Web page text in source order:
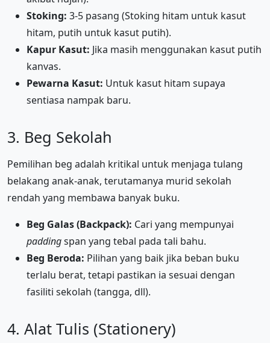
Stoking: 3-5 pasang (Stoking hitam untuk kasut
hitam, putih untuk kasut putih).
Kapur Kasut: Jika masih menggunakan kasut putih
kanvas.
Pewarna Kasut: Untuk kasut hitam supaya
sentiasa nampak baru.
3. Beg Sekolah
Pemilihan beg adalah kritikal untuk menjaga tulang
belakang anak-anak, terutamanya murid sekolah
rendah yang membawa banyak buku.
Beg Galas (Backpack): Cari yang mempunyai
paddingspan yang tebal pada tali bahu.
Beg Beroda: Pilihan yang baik jika beban buku
terlalu berat, tetapi pastikan ia sesuai dengan
fasiliti sekolah (tangga, dll).
4. Alat Tulis (Stationery)